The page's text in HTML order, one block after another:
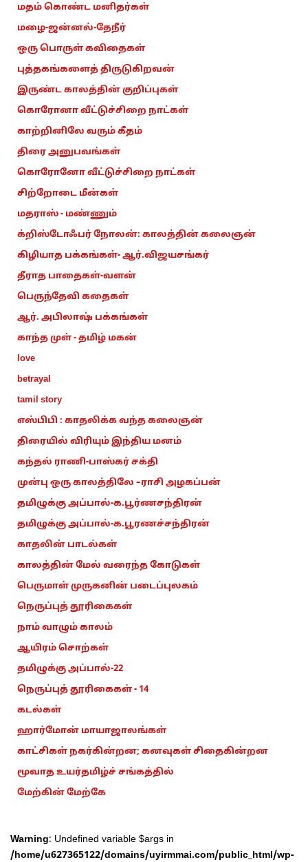
மதம் கொண்ட மனிதர்கள்
மழை-ஜன்னல்-தேநீர்
ஒரு பொருள் கவிதைகள்
புத்தகங்களைத் திருடுகிறவன்
இருண்ட காலத்தின் குறிப்புகள்
கொரோனா வீட்டுச்சிறை நாட்கள்
காற்றினிலே வரும் கீதம்
திரை அனுபவங்கள்
கொரோனோ வீட்டுச்சிறை நாட்கள்
சிற்றோடை மீன்கள்
மதராஸ் - மண்ணும்
க்றிஸ்டோஃபர் நோலன்: காலத்தின் கலைஞன்
கிழியாத பக்கங்கள்- ஆர்.விஜயசங்கர்
தீராத பாதைகள்-வளன்
பெருந்தேவி கதைகள்
ஆர். அபிலாஷ் பக்கங்கள்
காந்த முள் - தமிழ் மகன்
love
betrayal
tamil story
எஸ்பிபி : காதலிக்க வந்த கலைஞன்
திரையில் விரியும் இந்திய மனம்
கந்தல் ராணி-பாஸ்கர் சக்தி
முன்பு ஒரு காலத்திலே –ராசி அழகப்பன்
தமிழுக்கு அப்பால்-க.பூர்ணசந்திரன்
தமிழுக்கு அப்பால்-க.பூரணச்சந்திரன்
காதலின் பாடல்கள்
காலத்தின் மேல் வரைந்த கோடுகள்
பெருமாள் முருகனின் படைப்புலகம்
நெருப்புத் தூரிகைகள்
நாம் வாழும் காலம்
ஆயிரம் சொற்கள்
தமிழுக்கு அப்பால்-22
நெருப்புத் தூரிகைகள் - 14
கடல்கள்
ஹார்மோன் மாயாஜாலங்கள்
காட்சிகள் நகர்கின்றன; கனவுகள் சிதைகின்றன
மூவாத உயர்தமிழ்ச் சங்கத்தில்
மேற்கின் மேற்கே
Warning: Undefined variable $args in
/home/u627365122/domains/uyirmmai.com/public_html/wp-